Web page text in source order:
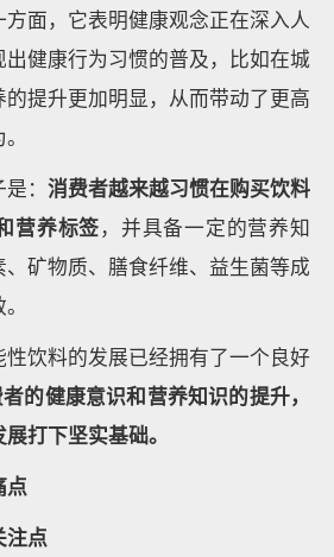
面，它表明健康观念正在深入人
健康行为习惯的普及，比如在城
提升更加明显，从而带动了更高
： 消费者越来越习惯在购买饮料
营养标签，并具备一定的营养知
矿物质、膳食纤维、益生菌等成
饮料的发展已经拥有了一个良好
的健康意识和营养知识的提升，
打下坚实基础。
点
注点